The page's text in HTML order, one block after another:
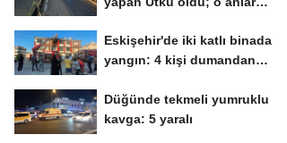
Eskişehir'de iki katlı binada
yangın: 4 kişi dumandan
Düğünde tekmeli yumruklu
kavga: 5 yaralı